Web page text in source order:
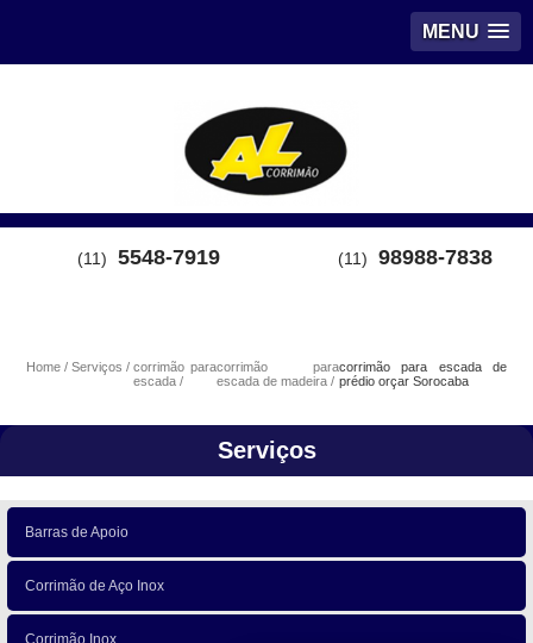
MENU
(11) 5548-7919 (11) 98988-7838
Home Serviços
corrimão para
escada
corrimão para
escada de madeira
corrimão para escada de
prédio orçar Sorocaba
Serviços
Barras de Apoio
Corrimão de Aço Inox
Corrimão Inox